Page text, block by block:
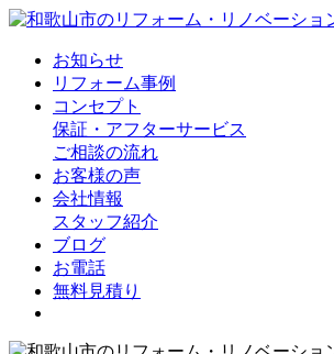
お知らせ
リフォーム事例
コンセプト
保証・アフターサービス
ご相談の流れ
お客様の声
会社情報
スタッフ紹介
ブログ
お電話
無料見積り